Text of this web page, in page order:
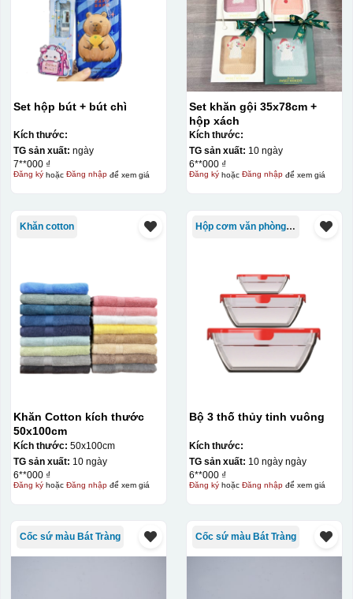
Khắc Laser
Khắc Laserlà một phương pháp chế tác sử dụng công
nghệ laser để tạo ra các hình ảnh, chữ viết, hoặc mẫu
với độ chính xác cao trên các chất liệu khác nhau. Việc
sử dụng Khắc Laser trên các sản phẩm quà tặng doanh
nghiệp có thể tạo ra các món quà độc đáo và cá nhân
hóa cho khách hàng.
Kiểu hộp:
Set hộp bút + bút chì
Kích thước:
TG sản xuất: ngày
7**000 ₫
Đăng kýhoặc Đăng nhậpđể xem giá
Set khăn gội 35x78cm +
hộp xách
Kích thước:
TG sản xuất: 10 ngày
6**000 ₫
Đăng kýhoặc Đăng nhậpđể xem giá
Khăn cotton
Khăn Cotton kích thước
50x100cm
Kích thước: 50x100cm
TG sản xuất: 10 ngày
6**000 ₫
Đăng kýhoặc Đăng nhậpđể xem giá
Hộp cơm văn phòng Trung Quốc
Bộ 3 thố thủy tinh vuông
Kích thước:
TG sản xuất: 10 ngày ngày
6**000 ₫
Đăng kýhoặc Đăng nhậpđể xem giá
Cốc sứ màu Bát Tràng Cốc sứ màu Bát Tràng